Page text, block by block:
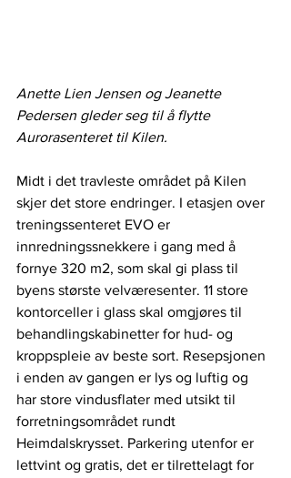
Anette Lien Jensen og Jeanette
Pedersen gleder seg til å flytte
Aurorasenteret til Kilen.
Midt i det travleste området på Kilen
skjer det store endringer. I etasjen over
treningssenteret EVO er
innredningssnekkere i gang med å
fornye 320 m2, som skal gi plass til
byens største velværesenter. 11 store
kontorceller i glass skal omgjøres til
behandlingskabinetter for hud- og
kroppspleie av beste sort. Resepsjonen
i enden av gangen er lys og luftig og
har store vindusflater med utsikt til
forretningsområdet rundt
Heimdalskrysset. Parkering utenfor er
lettvint og gratis, det er tilrettelagt for